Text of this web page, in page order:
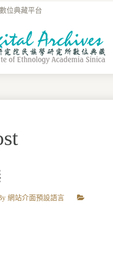
位典藏平台
網站介面預設語言